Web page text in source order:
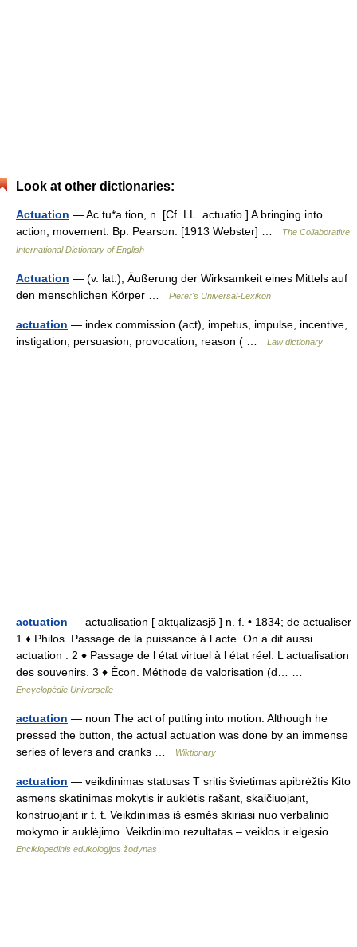
Look at other dictionaries:
Actuation — Ac tu*a tion, n. [Cf. LL. actuatio.] A bringing into
action; movement. Bp. Pearson. [1913 Webster] …
The Collaborative
International Dictionary of English
Actuation — (v. lat.), Äußerung der Wirksamkeit eines Mittels auf
den menschlichen Körper …
Pierer's Universal-Lexikon
actuation — index commission (act), impetus, impulse, incentive,
instigation, persuasion, provocation, reason ( …
Law dictionary
actuation — actualisation [ aktɥalizasjɔ̃ ] n. f. • 1834; de actualiser
1 ♦ Philos. Passage de la puissance à l acte. On a dit aussi
actuation . 2 ♦ Passage de l état virtuel à l état réel. L actualisation
des souvenirs. 3 ♦ Écon. Méthode de valorisation (d… …
Encyclopédie Universelle
actuation — noun The act of putting into motion. Although he
pressed the button, the actual actuation was done by an immense
series of levers and cranks …
Wiktionary
actuation — veikdinimas statusas T sritis švietimas apibrėžtis Kito
asmens skatinimas mokytis ir auklėtis rašant, skaičiuojant,
konstruojant ir t. t. Veikdinimas iš esmės skiriasi nuo verbalinio
mokymo ir auklėjimo. Veikdinimo rezultatas – veiklos ir elgesio …
Enciklopedinis edukologijos žodynas